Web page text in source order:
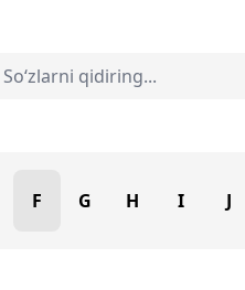
F G H I J